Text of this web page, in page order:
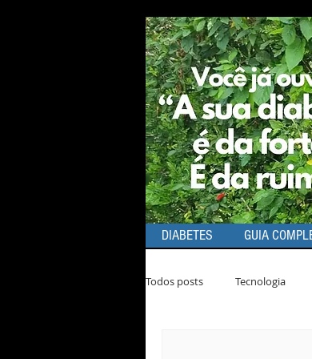
DIABETES GUIA
Todos posts Tecnologia